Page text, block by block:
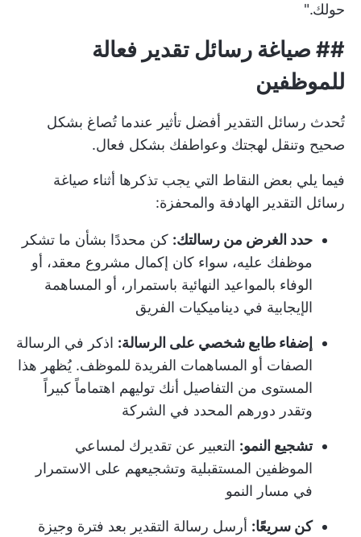
حولك."
## صياغة رسائل تقدير فعالة
للموظفين
تُحدث رسائل التقدير أفضل تأثير عندما تُصاغ بشكل
صحيح وتنقل لهجتك وعواطفك بشكل فعال.
فيما يلي بعض النقاط التي يجب تذكرها أثناء صياغة
رسائل التقدير الهادفة والمحفزة:
حدد الغرض من رسالتك: كن محددًا بشأن ما تشكر
موظفك عليه، سواء كان إكمال مشروع معقد، أو
الوفاء بالمواعيد النهائية باستمرار، أو المساهمة
الإيجابية في ديناميكيات الفريق
إضفاء طابع شخصي على الرسالة: اذكر في الرسالة
الصفات أو المساهمات الفريدة للموظف. يُظهر هذا
المستوى من التفاصيل أنك توليهم اهتماماً كبيراً
وتقدر دورهم المحدد في الشركة
تشجيع النمو: التعبير عن تقديرك لمساعي
الموظفين المستقبلية وتشجيعهم على الاستمرار
في مسار النمو
كن سريعًا: أرسل رسالة التقدير بعد فترة وجيزة